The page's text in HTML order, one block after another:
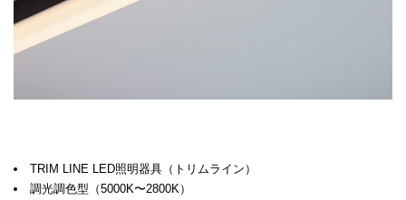
TRIM LINE LED照明器具（トリムライン）
調光調色型（5000K〜2800K）